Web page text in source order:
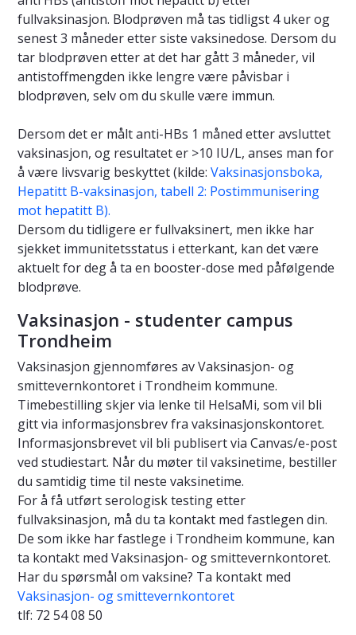
fullvaksinasjon. Blodprøven må tas tidligst 4 uker og
senest 3 måneder etter siste vaksinedose. Dersom du
tar blodprøven etter at det har gått 3 måneder, vil
antistoffmengden ikke lengre være påvisbar i
blodprøven, selv om du skulle være immun.
Dersom det er målt anti-HBs 1 måned etter avsluttet
vaksinasjon, og resultatet er >10 IU/L, anses man for
å være livsvarig beskyttet (kilde: Vaksinasjonsboka,
Hepatitt B-vaksinasjon, tabell 2: Postimmunisering
mot hepatitt B).
Dersom du tidligere er fullvaksinert, men ikke har
sjekket immunitetsstatus i etterkant, kan det være
aktuelt for deg å ta en booster-dose med påfølgende
blodprøve.
Vaksinasjon - studenter campus
Trondheim
Vaksinasjon gjennomføres av Vaksinasjon- og
smittevernkontoret i Trondheim kommune.
Timebestilling skjer via lenke til HelsaMi, som vil bli
gitt via informasjonsbrev fra vaksinasjonskontoret.
Informasjonsbrevet vil bli publisert via Canvas/e-post
ved studiestart. Når du møter til vaksinetime, bestiller
du samtidig time til neste vaksinetime.
For å få utført serologisk testing etter
fullvaksinasjon, må du ta kontakt med fastlegen din.
De som ikke har fastlege i Trondheim kommune, kan
ta kontakt med Vaksinasjon- og smittevernkontoret.
Har du spørsmål om vaksine? Ta kontakt med
Vaksinasjon- og smittevernkontoret
tlf: 72 54 08 50